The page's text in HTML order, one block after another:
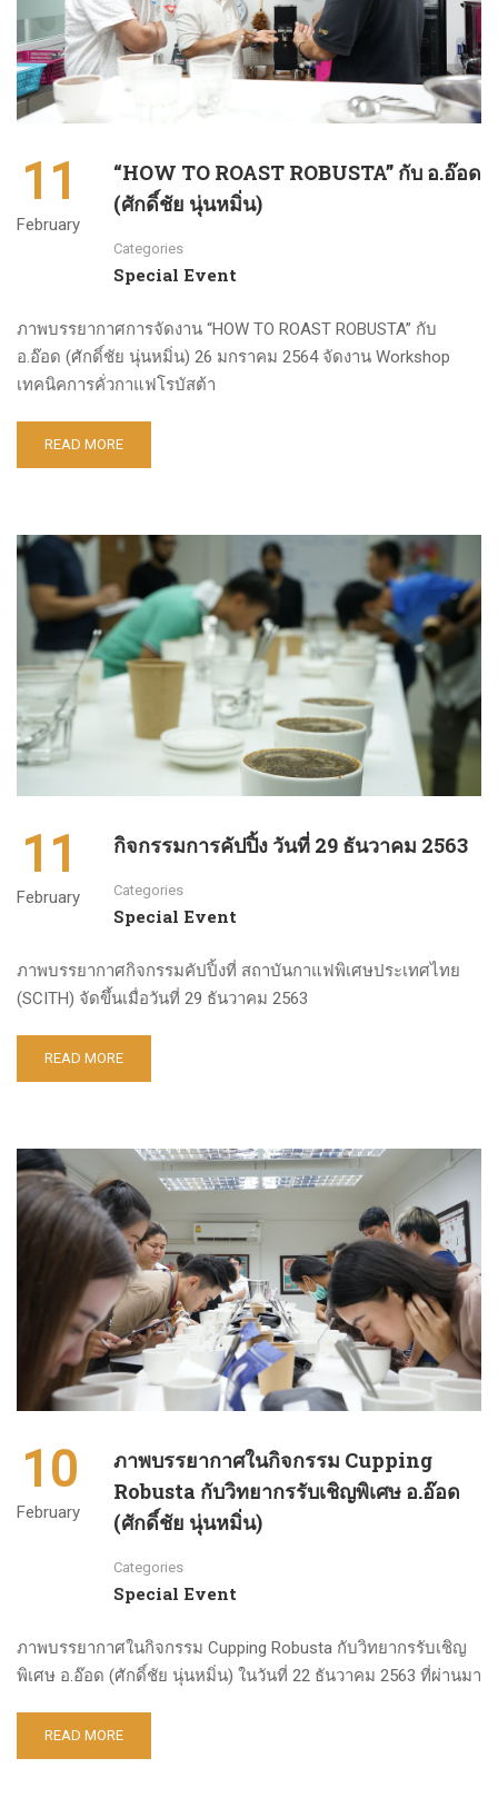
11
February
“HOW TO ROAST ROBUSTA” กับ อ.อ๊อด
(ศักดิ์ชัย นุ่นหมิ่น)
Categories
Special Event
ภาพบรรยากาศการจัดงาน “HOW TO ROAST ROBUSTA” กับ
อ.อ๊อด (ศักดิ์ชัย นุ่นหมิ่น) 26 มกราคม 2564 จัดงาน Workshop
เทคนิคการคั่วกาแฟโรบัสต้า
READ MORE
11
February
กิจกรรมการคัปปิ้ง วันที่ 29 ธันวาคม 2563
Categories
Special Event
ภาพบรรยากาศกิจกรรมคัปปิ้งที่ สถาบันกาแฟพิเศษประเทศไทย
(SCITH) จัดขึ้นเมื่อวันที่ 29 ธันวาคม 2563
READ MORE
10
February
ภาพบรรยากาศในกิจกรรม Cupping
Robusta กับวิทยากรรับเชิญพิเศษ อ.อ๊อด
(ศักดิ์ชัย นุ่นหมิ่น)
Categories
Special Event
ภาพบรรยากาศในกิจกรรม Cupping Robusta กับวิทยากรรับเชิญ
พิเศษ อ.อ๊อด (ศักดิ์ชัย นุ่นหมิ่น) ในวันที่ 22 ธันวาคม 2563 ที่ผ่านมา
READ MORE